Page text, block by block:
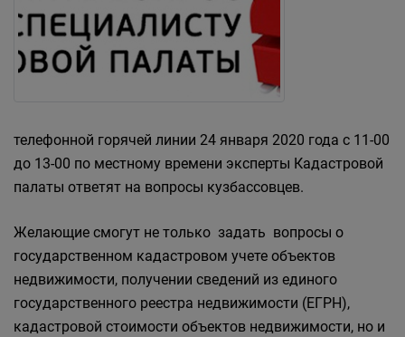
телефонной горячей линии 24 января 2020 года с 11-00
до 13-00 по местному времени эксперты Кадастровой
палаты ответят на вопросы кузбассовцев.
Желающие смогут не только задать вопросы о
государственном кадастровом учете объектов
недвижимости, получении сведений из единого
государственного реестра недвижимости (ЕГРН),
кадастровой стоимости объектов недвижимости, но и